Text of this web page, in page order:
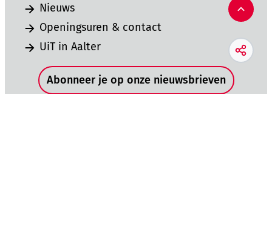
Nieuws
Openingsuren & contact
UiT in Aalter
Snel naar
Abonneer je op onze nieuwsbrieven
Naar
Deel